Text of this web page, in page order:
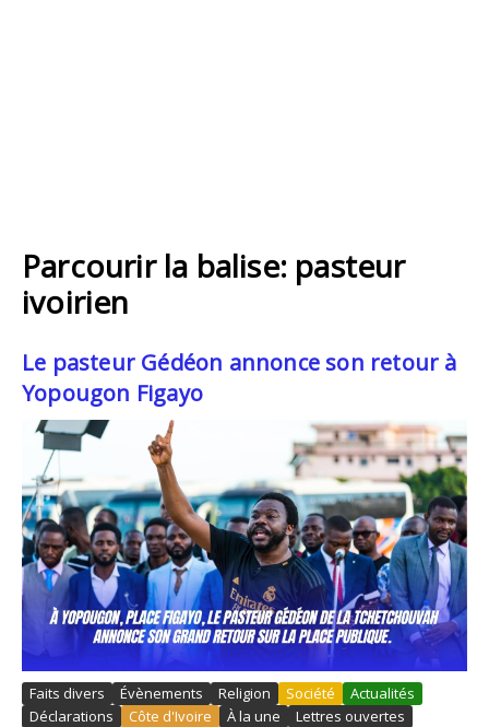
Parcourir la balise: pasteur
ivoirien
Le pasteur Gédéon annonce son retour à
Yopougon Figayo
Faits divers Évènements Religion Société
Actualités
Déclarations
Côte d'Ivoire À la une
Lettres ouvertes